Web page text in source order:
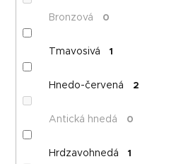
Bronzová 0
Tmavosivá 1
Hnedo-červená 2
Antická hnedá 0
Hrdzavohnedá 1